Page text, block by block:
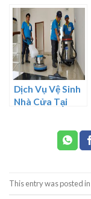
Nội
Dịch Vụ Vệ Sinh
Nhà Cửa Tại
This entry was posted in